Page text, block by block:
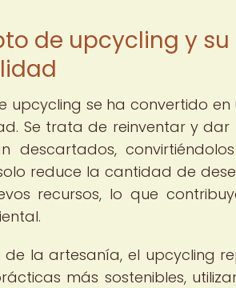
de upcycling y
upcycling se ha convertido
Se trata de reinventar y
descartados,
reduce la cantidad de
recursos, lo que
de la artesanía, el upcycling
más sostenibles,